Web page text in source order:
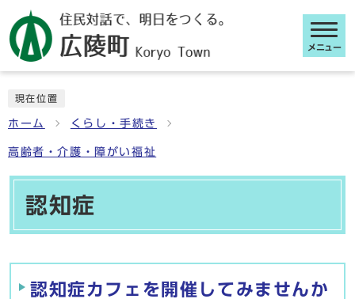
メニュー
現在位置
ホーム くらし・手続き
高齢者・介護・障がい福祉
認知症
メインメニュー
認知症カフェを開催してみませんか